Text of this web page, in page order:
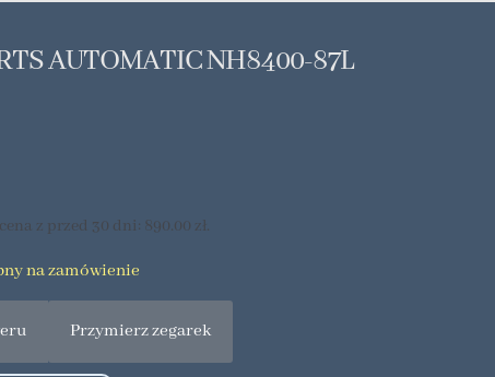
AUTOMATIC NH8400-87L
z przed 30 dni: 890.00 zł.
na zamówienie
Przymierz zegarek